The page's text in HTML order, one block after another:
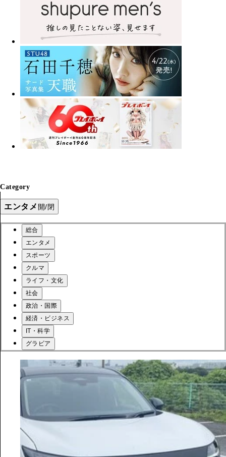
Category
エンタメ 開/閉
総合
エンタメ
スポーツ
クルマ
ライフ・文化
社会
政治・国際
経済・ビジネス
IT・科学
グラビア